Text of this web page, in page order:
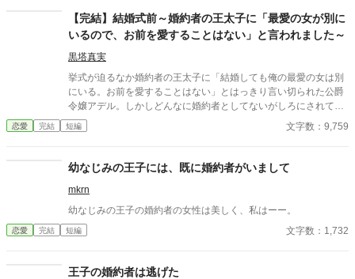
るつもりだった。分かっていてそれでも、許せなかった。 メリ
ッサにとってアイルザートは、本心から愛した人だったから。
【完結】結婚式前～婚約者の王太子に「最愛の女が別に
いるので、お前を愛することはない」と言われました～
黒塔真実
挙式が迫るなか婚約者の王太子に「結婚しても俺の最愛の女は別
にいる。お前を愛することはない」とはっきり言い切られた公爵
令嬢アデル。しかしどんなに婚約者としてないがしろにされても
女性としての誇りを傷つけられても彼女は平気だった。なぜなら
大切な「心の拠り所」があるから……。しかし、王立学園の卒業
を受けるのだった―― ※神視点。■なろうにも別タイトルで重
複投稿←【ジャンル日間4位】。
恋愛 完結 短編 文字数：9,759
幼なじみの王子には、既に婚約者がいまして
mkrn
幼なじみの王子の婚約者の女性は美しく、私はーー。
恋愛 完結 短編 文字数：1,732
王子の婚約者は逃げた